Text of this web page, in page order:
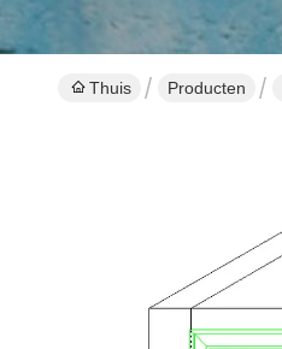
Thuis Producten